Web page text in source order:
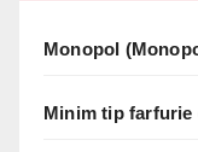
Monopol
Minim tip